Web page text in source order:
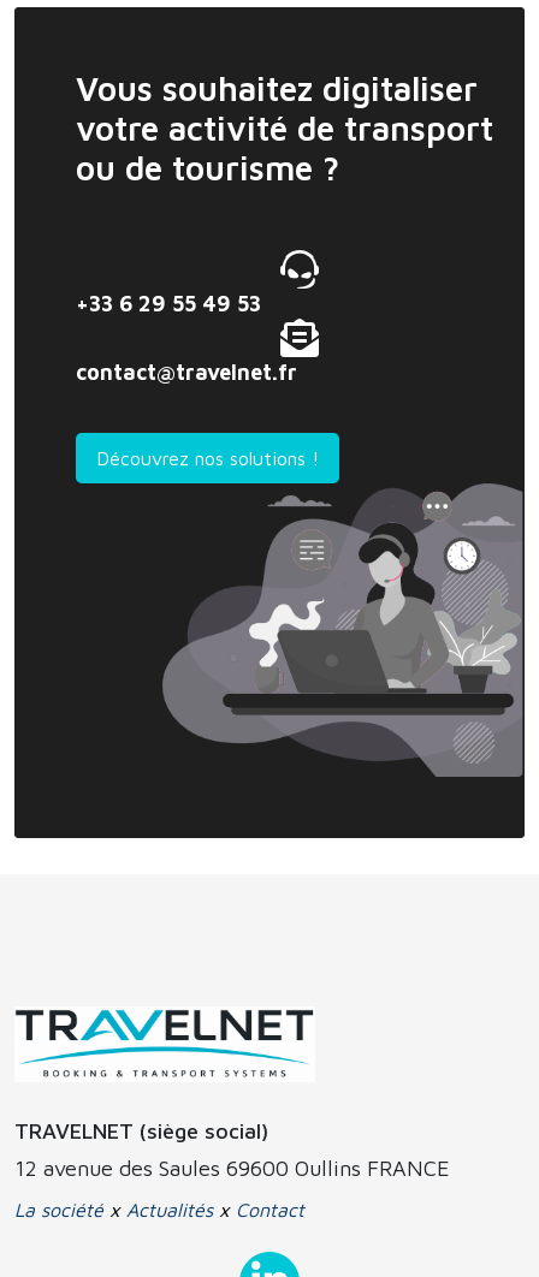
Vous souhaitez digitaliser
votre activité de transport
ou de tourisme ?
+33 6 29 55 49 53
contact@travelnet.fr
Découvrez nos solutions !
TRAVELNET (siège social)
12 avenue des Saules 69600 Oullins FRANCE
La société x Actualitésx Contact